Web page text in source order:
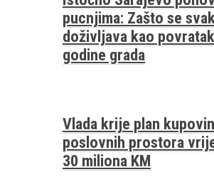
pucnjima: Zašto se
doživljava kao
godine grada
Vlada krije plan
poslovnih prostora
30 miliona KM